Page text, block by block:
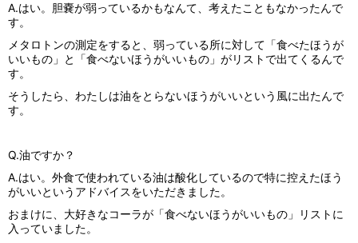
A.はい。胆嚢が弱っているかもなんて、考えたこともなかったんで
す。
メタロトンの測定をすると、弱っている所に対して「食べたほうが
いいもの」と「食べないほうがいいもの」がリストで出てくるんで
す。
そうしたら、わたしは油をとらないほうがいいという風に出たんで
す。
Q.油ですか？
A.はい。外食で使われている油は酸化しているので特に控えたほう
がいいというアドバイスをいただきました。
おまけに、大好きなコーラが「食べないほうがいいもの」リストに
入っていました。